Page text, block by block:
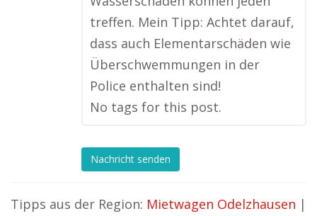
treffen. Mein Tipp: Achtet darauf,
dass auch Elementarschäden wie
Überschwemmungen in der
Police enthalten sind!
No tags for this post.
Nachricht senden
Tipps aus der Region: Mietwagen Odelzhausen |